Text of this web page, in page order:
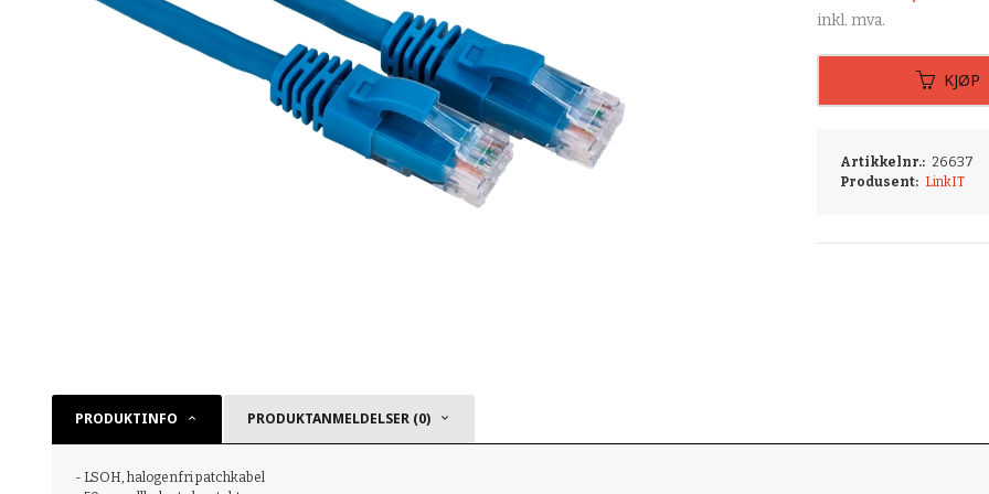
inkl. mva.
KJØP
Artikkelnr.: 26637
Produsent: LinkIT
PRODUKTINFO PRODUKTANMELDELSER (0)
- LSOH, halogenfri patchkabel